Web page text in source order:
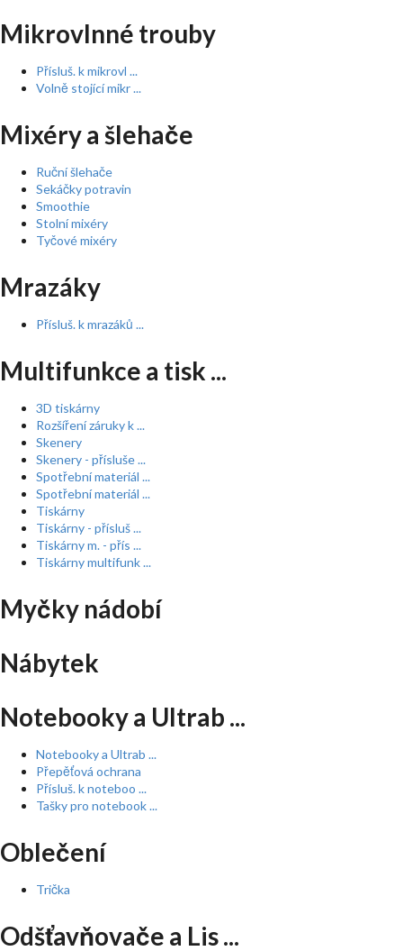
Mikrovlnné trouby
Přísluš. k mikrovl ...
Volně stojící mikr ...
Mixéry a šlehače
Ruční šlehače
Sekáčky potravin
Smoothie
Stolní mixéry
Tyčové mixéry
Mrazáky
Přísluš. k mrazáků ...
Multifunkce a tisk ...
3D tiskárny
Rozšíření záruky k ...
Skenery
Skenery - přísluše ...
Spotřební materiál ...
Spotřební materiál ...
Tiskárny
Tiskárny - přísluš ...
Tiskárny m. - přís ...
Tiskárny multifunk ...
Myčky nádobí
Nábytek
Notebooky a Ultrab ...
Notebooky a Ultrab ...
Přepěťová ochrana
Přísluš. k noteboo ...
Tašky pro notebook ...
Oblečení
Trička
Odšťavňovače a Lis ...